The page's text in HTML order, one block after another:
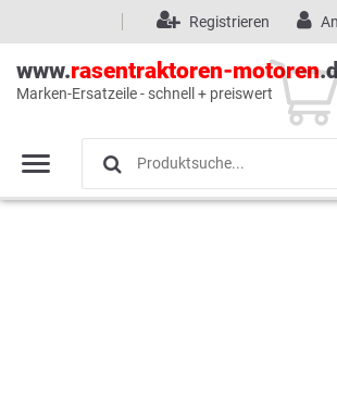
Registrieren
www.rasentraktoren-motoren
Marken-Ersatzeile - schnell + preiswert